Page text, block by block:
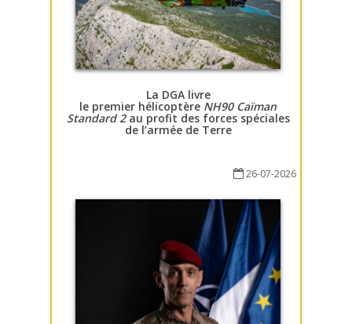
La DGA livre
le premier hélicoptère NH90 Caïman
Standard 2au profit des forces spéciales
de l’armée de Terre
26-07-2026